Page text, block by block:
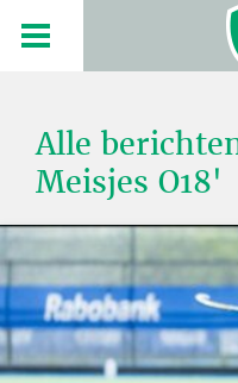
Alle
Meisjes O18'